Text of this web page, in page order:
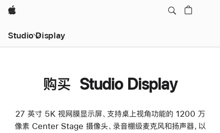
Apple
Studio Display
购买 Studio Display
27 英寸 5K 视网膜显示屏、支持桌上视角功能的 1200 万
像素 Center Stage 摄像头、录音棚级麦克风和扬声器，以